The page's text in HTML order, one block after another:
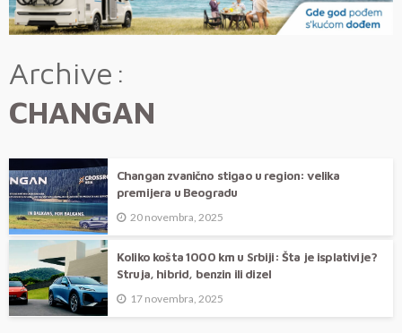
Archive
CHANGAN
Changan zvanično stigao u region: velika
premijera u Beogradu
20 novembra, 2025
Koliko košta 1000 km u Srbiji: Šta je isplativije?
Struja, hibrid, benzin ili dizel
17 novembra, 2025